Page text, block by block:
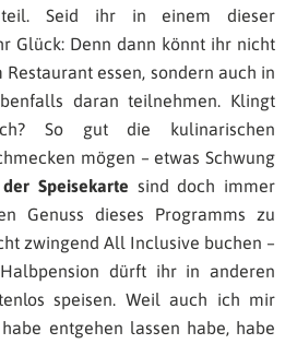
teil. Seid ihr in einem dieser
Glück: Denn dann könnt ihr nicht
essen, sondern auch in
daran teilnehmen. Klingt
So gut die kulinarischen
mögen – etwas Schwung
Speisekarte sind doch immer
Genuss dieses Programms zu
zwingend All Inclusive buchen –
dürft ihr in anderen
speisen. Weil auch ich mir
entgehen lassen habe, habe